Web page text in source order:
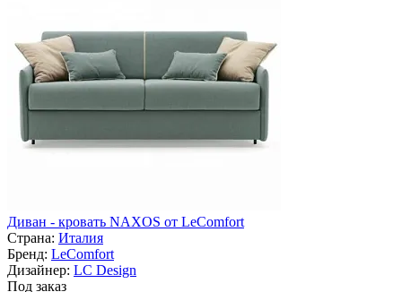
Диван - кровать NAXOS от LeComfort
Страна: Италия
Бренд: LeComfort
Дизайнер: LC Design
Под заказ